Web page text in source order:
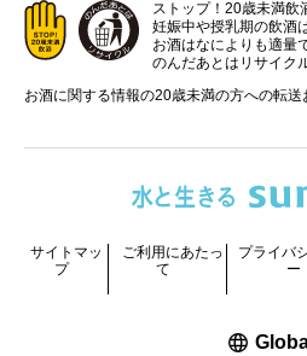
ストップ！20歳未満飲
妊娠中や授乳期の飲酒
お酒はなによりも適量
のんだあとはリサイクル
お酒に関する情報の20歳未満の方への転送
サイトマッ
プ
ご利用にあたっ
て
プライバ
ー